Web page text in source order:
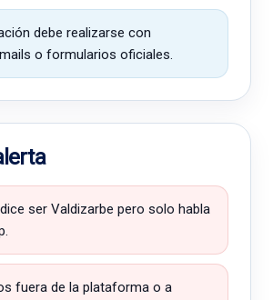
debe realizarse con
o formularios oficiales.
ser Valdizarbe pero solo habla
fuera de la plataforma o a